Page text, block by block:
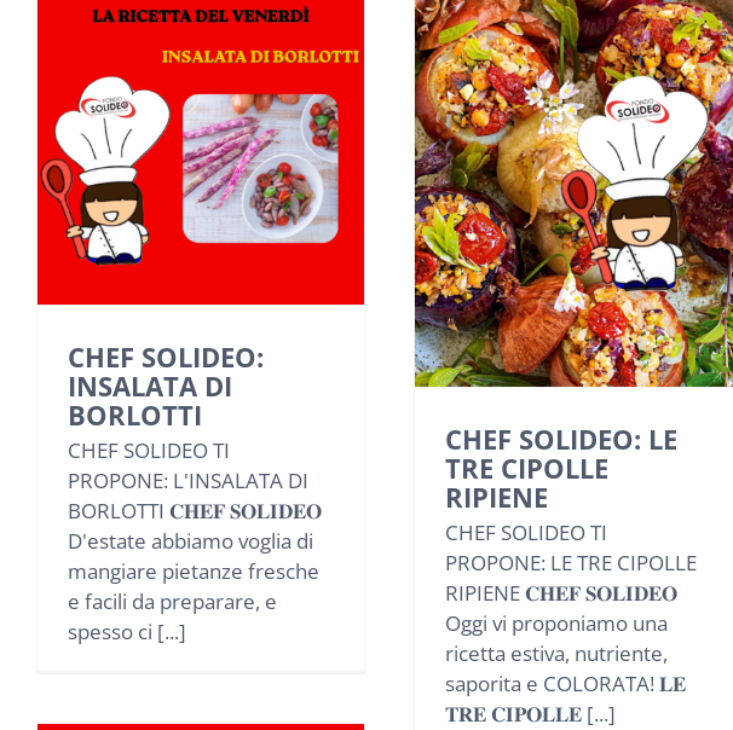
CHEF SOLIDEO:
INSALATA DI
BORLOTTI
CHEF SOLIDEO TI
PROPONE: L'INSALATA DI
BORLOTTI 𝐂𝐇𝐄𝐅 𝐒𝐎𝐋𝐈𝐃𝐄𝐎
D'estate abbiamo voglia di
mangiare pietanze fresche
e facili da preparare, e
spesso ci [...]
CHEF SOLIDEO: LE
TRE CIPOLLE
RIPIENE
CHEF SOLIDEO TI
PROPONE: LE TRE CIPOLLE
RIPIENE 𝐂𝐇𝐄𝐅 𝐒𝐎𝐋𝐈𝐃𝐄𝐎
Oggi vi proponiamo una
ricetta estiva, nutriente,
saporita e COLORATA! 𝐋𝐄
𝐓𝐑𝐄 𝐂𝐈𝐏𝐎𝐋𝐋𝐄 [...]